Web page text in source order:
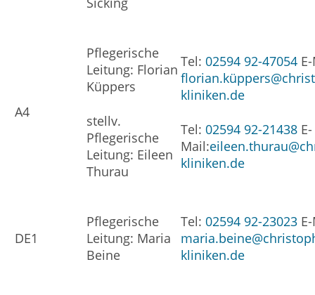
A4
Pflegerische
Leitung: Florian
Küppers
stellv.
Pflegerische
Leitung: Eileen
Thurau
Tel: 02594 92-47054
kliniken.de
Tel: 02594 92-21438 E-
Mail:
kliniken.de
DE1
Pflegerische
Leitung: Maria
Beine
Tel: 02594 92-23023
kliniken.de